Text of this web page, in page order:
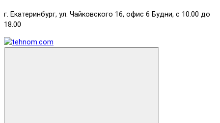
г. Екатеринбург, ул. Чайковского 16, офис 6 Будни, с 10.00 до
18.00